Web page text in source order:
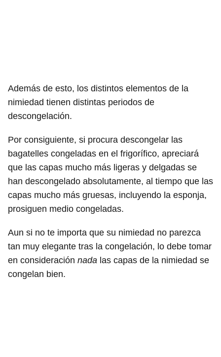
Además de esto, los distintos elementos de la
nimiedad tienen distintas periodos de
descongelación.
Por consiguiente, si procura descongelar las
bagatelles congeladas en el frigorífico, apreciará
que las capas mucho más ligeras y delgadas se
han descongelado absolutamente, al tiempo que las
capas mucho más gruesas, incluyendo la esponja,
prosiguen medio congeladas.
Aun si no te importa que su nimiedad no parezca
tan muy elegante tras la congelación, lo debe tomar
en consideración nada las capas de la nimiedad se
congelan bien.